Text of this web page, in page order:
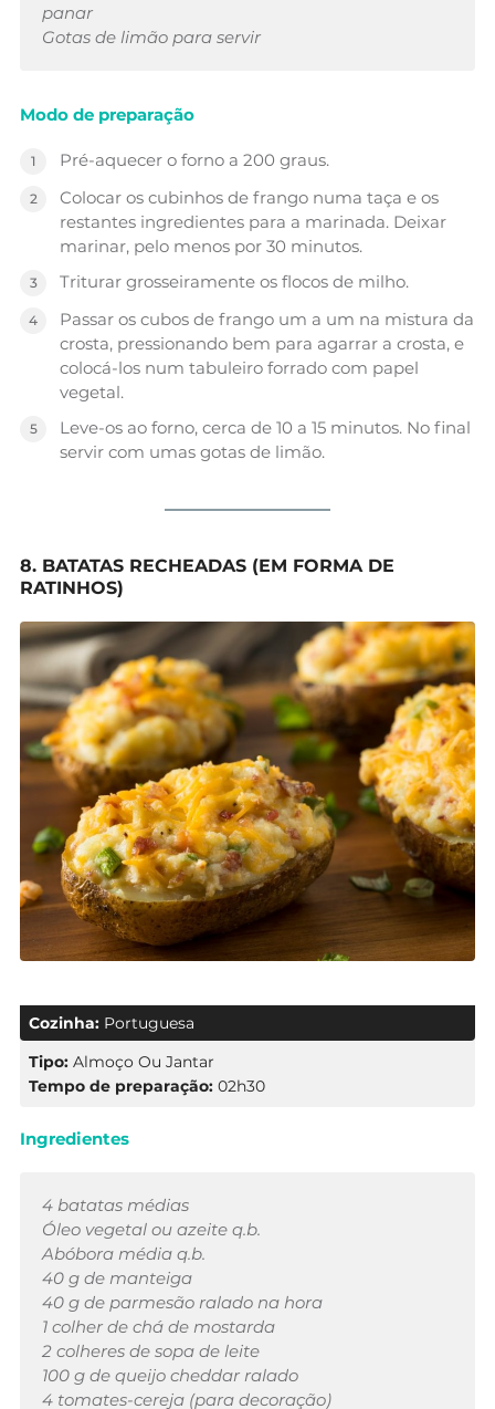
panar
Gotas de limão para servir
Modo de preparação
Pré-aquecer o forno a 200 graus.
Colocar os cubinhos de frango numa taça e os
restantes ingredientes para a marinada. Deixar
marinar, pelo menos por 30 minutos.
Triturar grosseiramente os flocos de milho.
Passar os cubos de frango um a um na mistura da
crosta, pressionando bem para agarrar a crosta, e
colocá-los num tabuleiro forrado com papel
vegetal.
Leve-os ao forno, cerca de 10 a 15 minutos. No final
servir com umas gotas de limão.
8. BATATAS RECHEADAS (EM FORMA DE
RATINHOS)
Cozinha: Portuguesa
Tipo: Almoço Ou Jantar
Tempo de preparação: 02h30
Ingredientes
4 batatas médias
Óleo vegetal ou azeite q.b.
Abóbora média q.b.
40 g de manteiga
40 g de parmesão ralado na hora
1 colher de chá de mostarda
2 colheres de sopa de leite
100 g de queijo cheddar ralado
4 tomates-cereja (para decoração)